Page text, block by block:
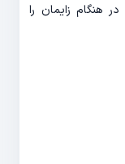
هنگام زایمان را